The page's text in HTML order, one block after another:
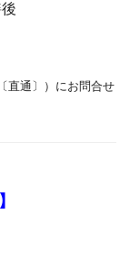
直通〕）にお問合せ